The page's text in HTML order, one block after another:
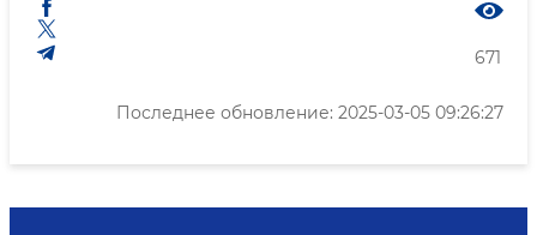
671
Последнее обновление: 2025-03-05 09:26:27